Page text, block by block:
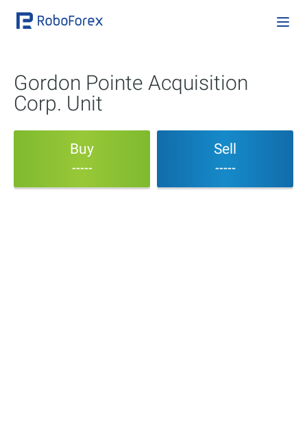
Gordon Pointe Acquisition
Corp. Unit
Buy
-----
Sell
-----